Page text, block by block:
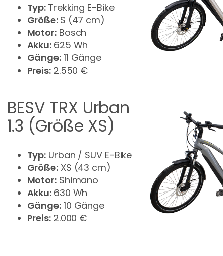
Typ: Trekking E-Bike
Größe: S (47 cm)
Motor:Bosch
Akku: 625 Wh
Gänge:11 Gänge
Preis:2.550 €
BESV TRX Urban
1.3 (Größe XS)
Typ: Urban / SUV E-Bike
Größe:XS (43 cm)
Motor:Shimano
Akku: 630 Wh
Gänge:10 Gänge
Preis:2.000 €